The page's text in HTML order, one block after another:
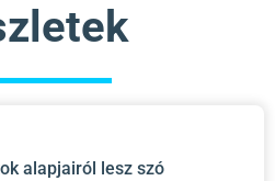
alapjairól lesz szó